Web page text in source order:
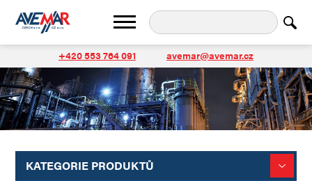
+420 553 764 091 avemar@avemar.cz
KATEGORIE PRODUKTŮ